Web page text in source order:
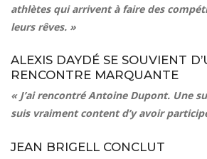
athlètes qui arrivent à faire des
leurs rêves. »
ALEXIS DAYDÉ SE SOUVIENT
RENCONTRE MARQUANTE
« J’ai rencontré Antoine Dupont. Une
suis vraiment content d’y avoir
JEAN BRIGELL CONCLUT